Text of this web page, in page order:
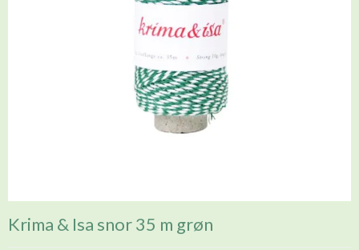
Krima & Isa snor 35 m grøn